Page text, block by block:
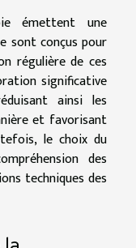
émettent une
sont conçus pour
régulière de ces
significative
ainsi les
et favorisant
le choix du
des
techniques des